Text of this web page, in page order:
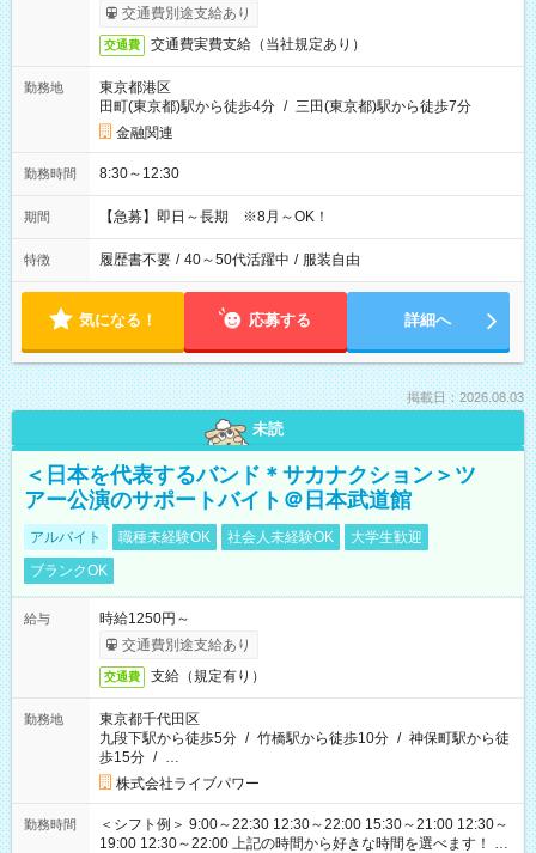
交通費別途支給あり
交通費 交通費実費支給（当社規定あり）
勤務地
東京都港区
田町(東京都)駅から徒歩4分 / 三田(東京都)駅から徒歩7分
金融関連
勤務時間 8:30～12:30
期間 【急募】即日～長期 ※8月～OK！
特徴 履歴書不要 / 40～50代活躍中 / 服装自由
気になる！ 応募する 詳細へ
掲載日：2026.08.03
未読
＜日本を代表するバンド＊サカナクション＞ツ
アー公演のサポートバイト＠日本武道館
アルバイト 職種未経験OK 社会人未経験OK
大学生歓迎
ブランクOK
給与
時給1250円～
交通費別途支給あり
交通費 支給（規定有り）
勤務地
東京都千代田区
九段下駅から徒歩5分 / 竹橋駅から徒歩10分 / 神保町駅から徒
歩15分 / …
株式会社ライブパワー
勤務時間
＜シフト例＞ 9:00～22:30 12:30～22:00 15:30～21:00 12:30～
19:00 12:30～22:00 上記の時間から好きな時間を選べます！ ※